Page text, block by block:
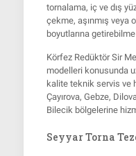
tornalama, iç ve dış
çekme, aşınmış veya
boyutlarına
Körfez RedüktörSir
modelleri konusunda
kalite teknik servis ve
Çayırova, Gebze,
Bilecik bölgelerine
Seyyar Torna